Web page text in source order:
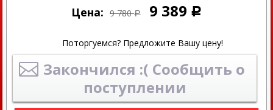
Цена: 9 780 Р 9 389 Р
Поторгуемся? Предложите Вашу цену!
Закончился :( Сообщить о
поступлении